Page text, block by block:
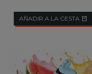
AÑADIR A LA CESTA